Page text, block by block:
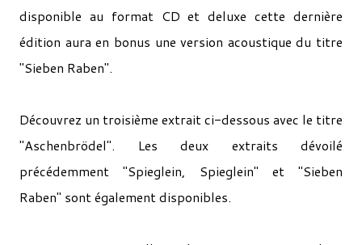
disponible au format CD et deluxe cette dernière
édition aura en bonus une version acoustique du titre
"Sieben Raben".
Découvrez un troisième extrait ci-dessous avec le titre
"Aschenbrödel". Les deux extraits dévoilé
précédemment "Spieglein, Spieglein" et "Sieben
Raben" sont également disponibles.